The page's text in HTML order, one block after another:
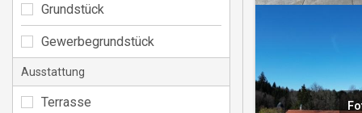
Grundstück
Gewerbegrundstück
Ausstattung
Terrasse